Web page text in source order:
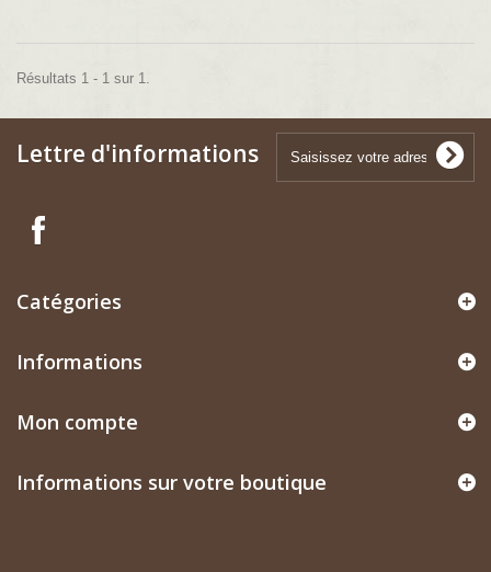
Résultats 1 - 1 sur 1.
Lettre d'informations
Catégories
Informations
Mon compte
Informations sur votre boutique